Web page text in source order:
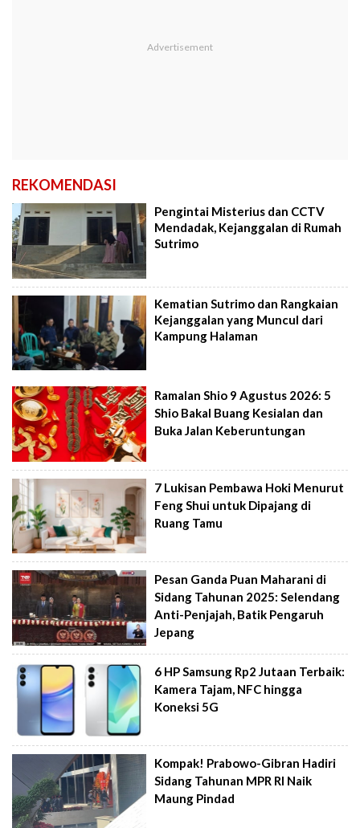
REKOMENDASI
Pengintai Misterius dan CCTV
Mendadak, Kejanggalan di Rumah
Sutrimo
Kematian Sutrimo dan Rangkaian
Kejanggalan yang Muncul dari
Kampung Halaman
Ramalan Shio 9 Agustus 2026: 5
Shio Bakal Buang Kesialan dan
Buka Jalan Keberuntungan
7 Lukisan Pembawa Hoki Menurut
Feng Shui untuk Dipajang di
Ruang Tamu
Pesan Ganda Puan Maharani di
Sidang Tahunan 2025: Selendang
Anti-Penjajah, Batik Pengaruh
Jepang
6 HP Samsung Rp2 Jutaan Terbaik:
Kamera Tajam, NFC hingga
Koneksi 5G
Kompak! Prabowo-Gibran Hadiri
Sidang Tahunan MPR RI Naik
Maung Pindad